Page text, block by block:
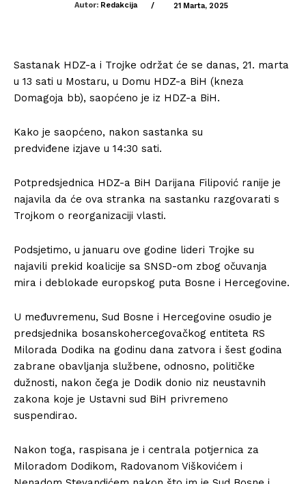
Autor: Redakcija / 21 Marta, 2025
Sastanak HDZ-a i Trojke održat će se danas, 21. marta
u 13 sati u Mostaru, u Domu HDZ-a BiH (kneza
Domagoja bb), saopćeno je iz HDZ-a BiH.
Kako je saopćeno, nakon sastanka su
predviđene izjave u 14:30 sati.
Potpredsjednica HDZ-a BiH Darijana Filipović ranije je
najavila da će ova stranka na sastanku razgovarati s
Trojkom o reorganizaciji vlasti.
Podsjetimo, u januaru ove godine lideri Trojke su
najavili prekid koalicije sa SNSD-om zbog očuvanja
mira i deblokade europskog puta Bosne i Hercegovine.
U međuvremenu, Sud Bosne i Hercegovine osudio je
predsjednika bosanskohercegovačkog entiteta RS
Milorada Dodika na godinu dana zatvora i šest godina
zabrane obavljanja službene, odnosno, političke
dužnosti, nakon čega je Dodik donio niz neustavnih
zakona koje je Ustavni sud BiH privremeno
suspendirao.
Nakon toga, raspisana je i centrala potjernica za
Miloradom Dodikom, Radovanom Viškovićem i